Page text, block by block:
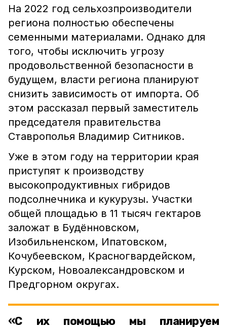
На 2022 год сельхозпроизводители
региона полностью обеспечены
семенными материалами. Однако для
того, чтобы исключить угрозу
продовольственной безопасности в
будущем, власти региона планируют
снизить зависимость от импорта. Об
этом рассказал первый заместитель
председателя правительства
Ставрополья Владимир Ситников.
Уже в этом году на территории края
приступят к производству
высокопродуктивных гибридов
подсолнечника и кукурузы. Участки
общей площадью в 11 тысяч гектаров
заложат в Будённовском,
Изобильненском, Ипатовском,
Кочубеевском, Красногвардейском,
Курском, Новоалександровском и
Предгорном округах.
«С их помощью мы планируем